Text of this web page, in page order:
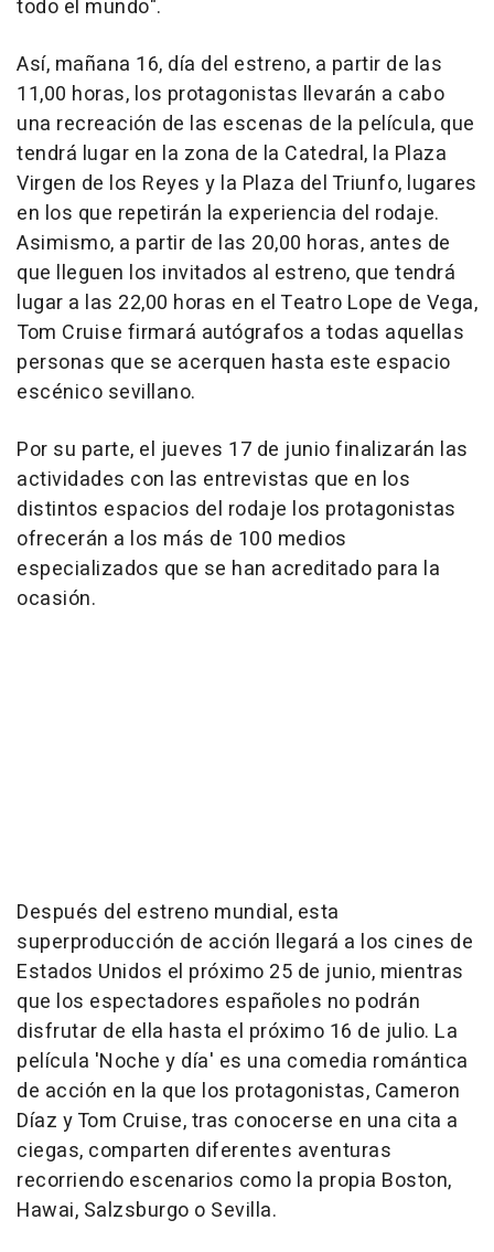
todo el mundo".
Así, mañana 16, día del estreno, a partir de las
11,00 horas, los protagonistas llevarán a cabo
una recreación de las escenas de la película, que
tendrá lugar en la zona de la Catedral, la Plaza
Virgen de los Reyes y la Plaza del Triunfo, lugares
en los que repetirán la experiencia del rodaje.
Asimismo, a partir de las 20,00 horas, antes de
que lleguen los invitados al estreno, que tendrá
lugar a las 22,00 horas en el Teatro Lope de Vega,
Tom Cruise firmará autógrafos a todas aquellas
personas que se acerquen hasta este espacio
escénico sevillano.
Por su parte, el jueves 17 de junio finalizarán las
actividades con las entrevistas que en los
distintos espacios del rodaje los protagonistas
ofrecerán a los más de 100 medios
especializados que se han acreditado para la
ocasión.
Después del estreno mundial, esta
superproducción de acción llegará a los cines de
Estados Unidos el próximo 25 de junio, mientras
que los espectadores españoles no podrán
disfrutar de ella hasta el próximo 16 de julio. La
película 'Noche y día' es una comedia romántica
de acción en la que los protagonistas, Cameron
Díaz y Tom Cruise, tras conocerse en una cita a
ciegas, comparten diferentes aventuras
recorriendo escenarios como la propia Boston,
Hawai, Salzsburgo o Sevilla.